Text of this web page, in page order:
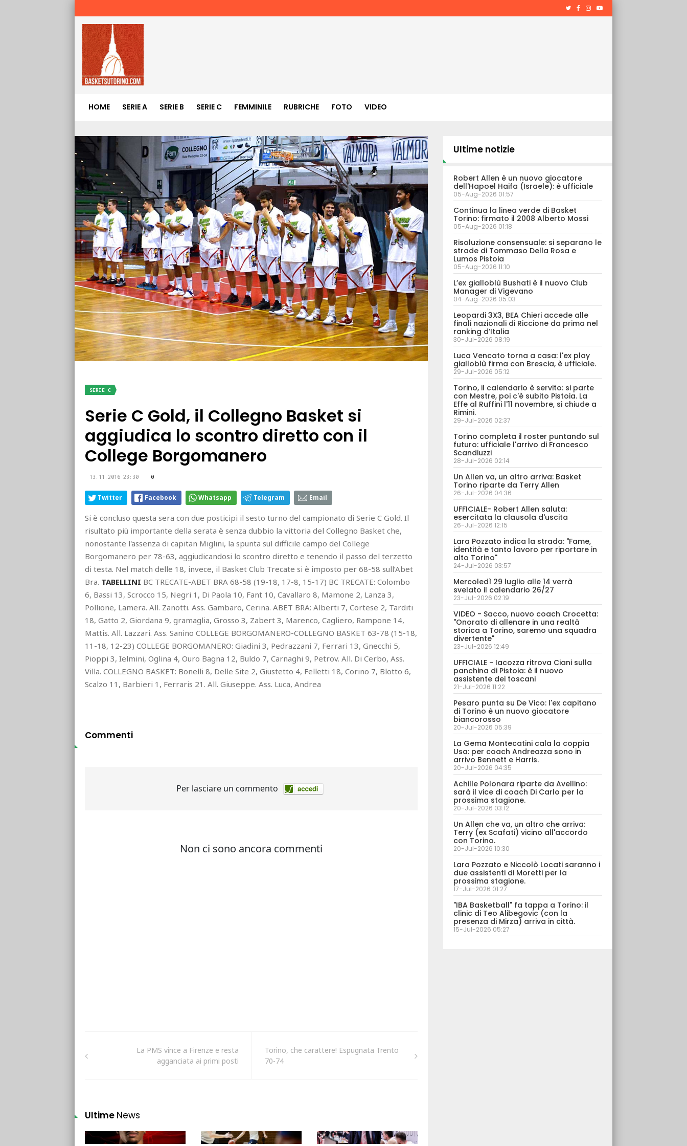
HOME SERIE A SERIE B SERIE C FEMMINILE RUBRICHE FOTO VIDEO
SERIE C
Serie C Gold, il Collegno Basket si
aggiudica lo scontro diretto con il
College Borgomanero
13.11.2016 23:30 0
Twitter Facebook Whatsapp Telegram Email
Si è concluso questa sera con due posticipi il sesto turno del campionato di Serie C Gold. Il
risultato più importante della serata è senza dubbio la vittoria del Collegno Basket che,
nonostante l'assenza di capitan Miglini, la spunta sul difficile campo del College
Borgomanero per 78-63, aggiudicandosi lo scontro diretto e tenendo il passo del terzetto
di testa. Nel match delle 18, invece, il Basket Club Trecate si è imposto per 68-58 sull’Abet
Bra. TABELLINI BC TRECATE-ABET BRA 68-58 (19-18, 17-8, 15-17) BC TRECATE: Colombo
6, Bassi 13, Scrocco 15, Negri 1, Di Paola 10, Fant 10, Cavallaro 8, Mamone 2, Lanza 3,
Pollione, Lamera. All. Zanotti. Ass. Gambaro, Cerina. ABET BRA: Alberti 7, Cortese 2, Tarditi
18, Gatto 2, Giordana 9, gramaglia, Grosso 3, Zabert 3, Marenco, Cagliero, Rampone 14,
Mattis. All. Lazzari. Ass. Sanino COLLEGE BORGOMANERO-COLLEGNO BASKET 63-78 (15-18,
11-18, 12-23) COLLEGE BORGOMANERO: Giadini 3, Pedrazzani 7, Ferrari 13, Gnecchi 5,
Pioppi 3, Ielmini, Oglina 4, Ouro Bagna 12, Buldo 7, Carnaghi 9, Petrov. All. Di Cerbo, Ass.
Villa. COLLEGNO BASKET: Bonelli 8, Delle Site 2, Giustetto 4, Felletti 18, Corino 7, Blotto 6,
Scalzo 11, Barbieri 1, Ferraris 21. All. Giuseppe. Ass. Luca, Andrea
Commenti
La PMS vince a Firenze e resta
agganciata ai primi posti
Torino, che carattere! Espugnata Trento
70-74
Ultime News
Ultime notizie
Robert Allen è un nuovo giocatore
dell'Hapoel Haifa (Israele): è ufficiale
05-Aug-2026 01:57
Continua la linea verde di Basket
Torino: firmato il 2008 Alberto Mossi
05-Aug-2026 01:18
Risoluzione consensuale: si separano le
strade di Tommaso Della Rosa e
Lumos Pistoia
05-Aug-2026 11:10
L’ex gialloblù Bushati è il nuovo Club
Manager di Vigevano
04-Aug-2026 05:03
Leopardi 3X3, BEA Chieri accede alle
finali nazionali di Riccione da prima nel
ranking d’Italia
30-Jul-2026 08:19
Luca Vencato torna a casa: l'ex play
gialloblù firma con Brescia, è ufficiale.
29-Jul-2026 05:12
Torino, il calendario è servito: si parte
con Mestre, poi c'è subito Pistoia. La
Effe al Ruffini l'11 novembre, si chiude a
Rimini.
29-Jul-2026 02:37
Torino completa il roster puntando sul
futuro: ufficiale l'arrivo di Francesco
Scandiuzzi
28-Jul-2026 02:14
Un Allen va, un altro arriva: Basket
Torino riparte da Terry Allen
26-Jul-2026 04:36
UFFICIALE- Robert Allen saluta:
esercitata la clausola d'uscita
26-Jul-2026 12:15
Lara Pozzato indica la strada: "Fame,
identità e tanto lavoro per riportare in
alto Torino"
24-Jul-2026 03:57
Mercoledì 29 luglio alle 14 verrà
svelato il calendario 26/27
23-Jul-2026 02:19
VIDEO - Sacco, nuovo coach Crocetta:
"Onorato di allenare in una realtà
storica a Torino, saremo una squadra
divertente"
23-Jul-2026 12:49
UFFICIALE - Iacozza ritrova Ciani sulla
panchina di Pistoia: è il nuovo
assistente dei toscani
21-Jul-2026 11:22
Pesaro punta su De Vico: l'ex capitano
di Torino è un nuovo giocatore
biancorosso
20-Jul-2026 05:39
La Gema Montecatini cala la coppia
Usa: per coach Andreazza sono in
arrivo Bennett e Harris.
20-Jul-2026 04:35
Achille Polonara riparte da Avellino:
sarà il vice di coach Di Carlo per la
prossima stagione.
20-Jul-2026 03:12
Un Allen che va, un altro che arriva:
Terry (ex Scafati) vicino all'accordo
con Torino.
20-Jul-2026 10:30
Lara Pozzato e Niccolò Locati saranno i
due assistenti di Moretti per la
prossima stagione.
17-Jul-2026 01:27
"IBA Basketball" fa tappa a Torino: il
clinic di Teo Alibegovic (con la
presenza di Mirza) arriva in città.
15-Jul-2026 05:27